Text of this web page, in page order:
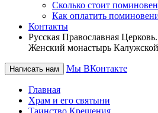
Сколько стоит
Как оплатить
Контакты
Русская Православная
Женский монастырь
Написать нам Мы ВКонтакте
Главная
Храм и его святыни
Таинство Крещения